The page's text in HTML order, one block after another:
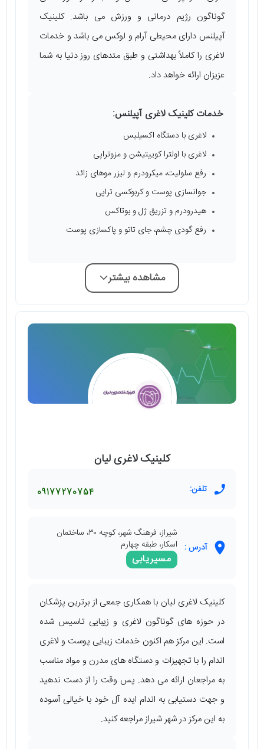
گوناگون رژیم درمانی و ورزش می ‌باشد. کلینیک
آپیلنس دارای محیطی آرام و لوکس می ‌باشد و خدمات
لاغری را کاملاً بهداشتی و طبق متدهای روز دنیا به شما
عزیزان ارائه خواهد داد.
خدمات کلینیک لاغری آپیلنس:
لاغری با دستگاه اکسیلیس
لاغری با اولترا کوییتیشن و مزوتراپی
رفع سلولیت، میکرودرم و لیزر موهای زائد
جوانسازی پوست و کربوکسی تراپی
هیدرودرم و تزریق ژل و بوتاکس
رفع گودی چشم، جای تاتو و پاکسازی پوست
مشاهده بیشتر
کلینیک لاغری لیان
تلفن: 09177270754
آدرس :
شیراز، فرهنگ شهر، کوچه ۳۰، ساختمان
اسکار، طبقه چهارم
مسیریابی
کلینیک لاغری لیان با همکاری جمعی از برترین پزشکان
در حوزه ‌های گوناگون لاغری و زیبایی تاسیس شده
است. این مرکز هم اکنون خدمات زیبایی پوست و لاغری
اندام را با تجهیزات و دستگاه‌ های مدرن و مواد مناسب
به مراجعان ارائه می ‌دهد. پس وقت را از دست ندهید
و جهت دستیابی به اندام ایده‌ آل خود با خیالی آسوده
به این مرکز در شهر شیراز مراجعه کنید.